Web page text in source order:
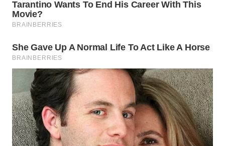
TAPANULI
SELATAN
WN
TANJUNG
WN
KARO
WN
SIMALUNGUN